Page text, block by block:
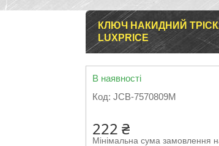
КЛЮЧ НАКИДНИЙ
LUXPRICE
В наявності
Код: JCB-7570809M
222 ₴
Мінімальна сума замовлення